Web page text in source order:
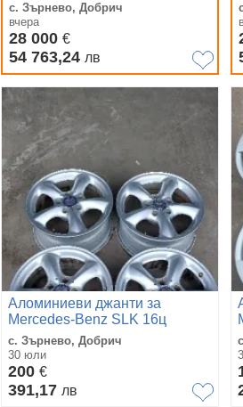
с. Зърнево, Добрич
вчера
28 000 €
54 763,24 лв
Аломиниеви джанти за
Mercedes-Benz SLK 16ц
с. Зърнево, Добрич
30 юли
200 €
391,17 лв